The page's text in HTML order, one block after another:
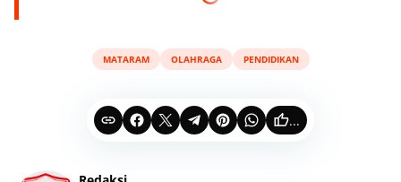
MATARAM OLAHRAGA PENDIDIKAN
...